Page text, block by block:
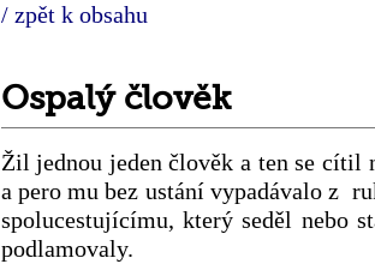
/ zpět k obsahu
Ospalý člověk
Žil jednou jeden člověk a ten se cítil
a pero mu bez ustání vypadávalo z
spolucestujícímu, který seděl nebo
podlamovaly.